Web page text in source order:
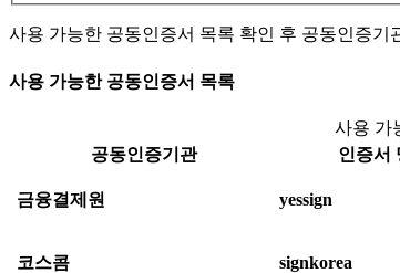
사용 가능한 공동인증서 목록 확인 후 공동인증
사용 가능한 공동인증서 목록
사용 가
공동인증기관
인증서
금융결제원 yessign
코스콤 signkorea